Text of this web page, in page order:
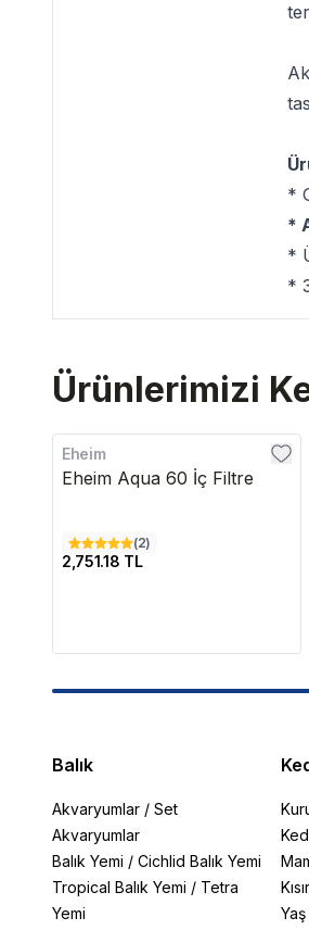
*
*
*
*
Ürünlerimizi
Eheim
Eheim Aqua 60 İç Filtre
(2)
2,751.18 TL
Balık
Akvaryumlar / Set
Akvaryumlar
Balık Yemi / Cichlid Balık Yemi
Tropical Balık Yemi / Tetra
Yemi
Yaş